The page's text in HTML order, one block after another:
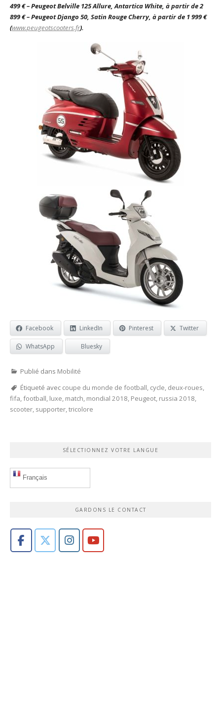
499 € – Peugeot Belville 125 Allure, Antartica White, à partir de 2
899 € – Peugeot Django 50, Satin Rouge Cherry, à partir de 1 999 €
(www.peugeotscooters.fr).
Facebook LinkedIn Pinterest Twitter
WhatsApp Bluesky
Publié dans Mobilité
Étiqueté avec coupe du monde de football, cycle, deux-roues,
fifa,football, luxe, match, mondial 2018, Peugeot, russia 2018,
scooter, supporter,tricolore
SÉLECTIONNEZ VOTRE LANGUE
Français
GARDONS LE CONTACT